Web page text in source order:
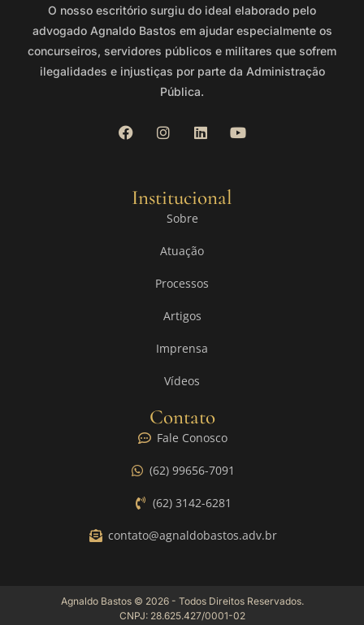
O nosso escritório surgiu do ideal elaborado pelo
advogado Agnaldo Bastos em ajudar especialmente os
concurseiros, servidores públicos e militares que sofrem
ilegalidades e injustiças por parte da Administração
Pública.
Institucional
Sobre
Atuação
Processos
Artigos
Imprensa
Vídeos
Contato
Fale Conosco
(62) 99656-7091
(62) 3142-6281
contato@agnaldobastos.adv.br
Agnaldo Bastos © 2026 - Todos Direitos Reservados.
CNPJ: 28.625.427/0001-02